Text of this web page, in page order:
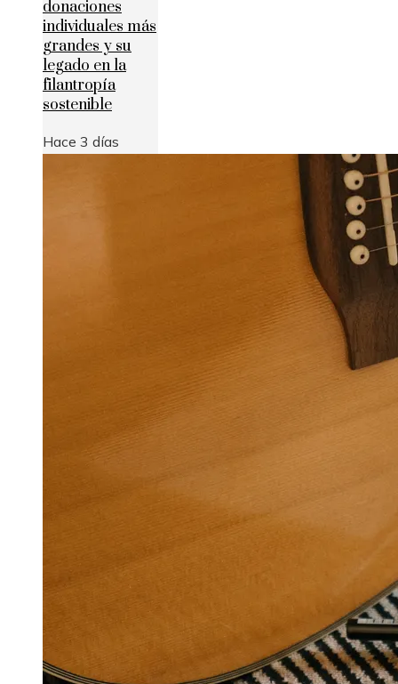
donaciones
individuales más
grandes y su
legado en la
filantropía
sostenible
Hace 3 días